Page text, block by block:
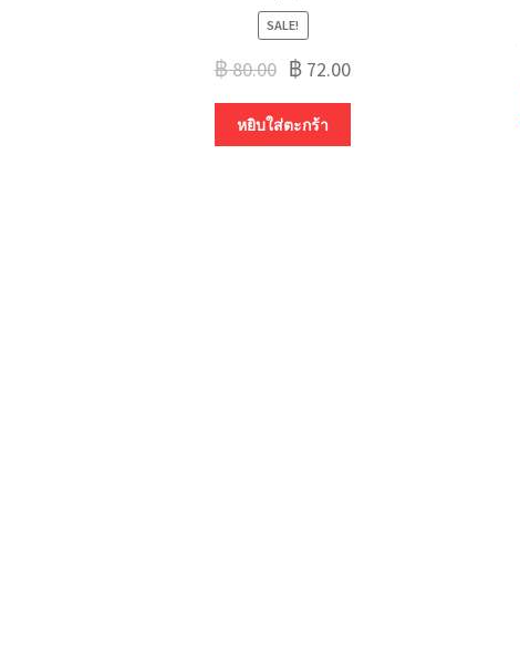
SALE!
฿80.00 ฿ 72.00
หยิบใส่ตะกร้า